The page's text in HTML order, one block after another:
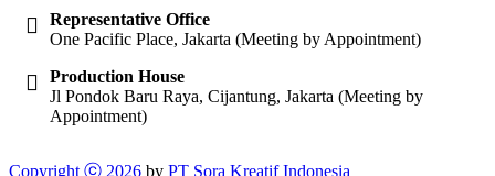
Representative Office
One Pacific Place, Jakarta (Meeting by Appointment)
Production House
Jl Pondok Baru Raya, Cijantung, Jakarta (Meeting by
Appointment)
Copyright ⓒ 2026 by PT Sora Kreatif Indonesia